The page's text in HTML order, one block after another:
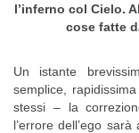
l’inferno col Cielo.
cose fatte
Un istante
semplice,
stessi – la
l’errore dell’ego